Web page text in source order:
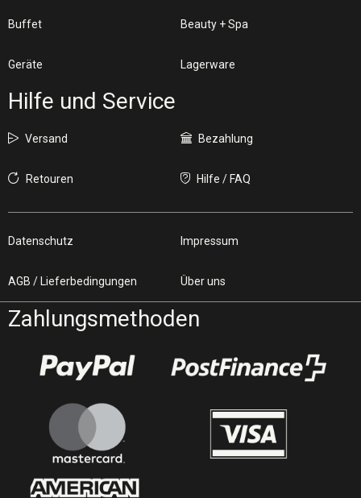
Buffet Beauty + Spa
Geräte Lagerware
Hilfe und Service
Versand Bezahlung
Retouren Hilfe / FAQ
Datenschutz Impressum
AGB / Lieferbedingungen Über uns
Zahlungsmethoden